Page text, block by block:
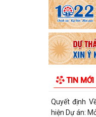
TIN MỚI
Quyết định
hiện Dự án:
(đoạn...
Quyết định
(đoạn...
Quyết định
hiện Dự án: